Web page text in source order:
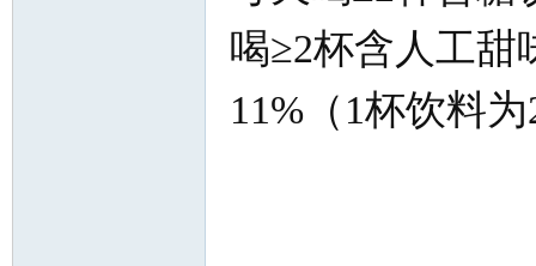
喝≥2杯含人工甜
11%（1杯饮料